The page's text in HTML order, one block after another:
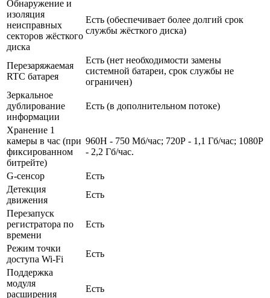
Обнаружение и
изоляция
неисправных
секторов жёсткого
диска
Есть (обеспечивает более долгий срок
службы жёсткого диска)
Перезаряжаемая
RTC батарея
Есть (нет необходимости замены
системной батареи, срок службы не
ограничен)
Зеркальное
дублирование
информации
Есть (в дополнительном потоке)
Хранение 1
камеры в час (при
фиксированном
битрейте)
960H - 750 Мб/час; 720Р - 1,1 Гб/час; 1080P
- 2,2 Гб/час.
G-сенсор
Есть
Детекция
движения
Есть
Перезапуск
регистратора по
времени
Есть
Режим точки
доступа Wi-Fi
Есть
Поддержка
модуля
расширения
Есть